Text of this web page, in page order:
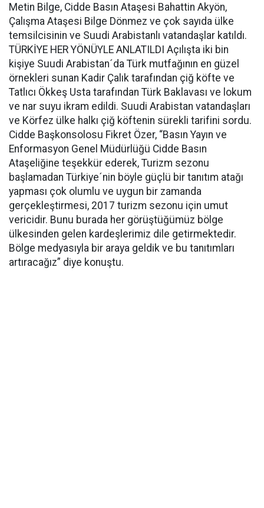
Metin Bilge, Cidde Basın Ataşesi Bahattin Akyön,
Çalışma Ataşesi Bilge Dönmez ve çok sayıda ülke
temsilcisinin ve Suudi Arabistanlı vatandaşlar katıldı.
TÜRKİYE HER YÖNÜYLE ANLATILDI Açılışta iki bin
kişiye Suudi Arabistan´da Türk mutfağının en güzel
örnekleri sunan Kadir Çalık tarafından çiğ köfte ve
Tatlıcı Ökkeş Usta tarafından Türk Baklavası ve lokum
ve nar suyu ikram edildi. Suudi Arabistan vatandaşları
ve Körfez ülke halkı çiğ köftenin sürekli tarifini sordu.
Cidde Başkonsolosu Fikret Özer, “Basın Yayın ve
Enformasyon Genel Müdürlüğü Cidde Basın
Ataşeliğine teşekkür ederek, Turizm sezonu
başlamadan Türkiye´nin böyle güçlü bir tanıtım atağı
yapması çok olumlu ve uygun bir zamanda
gerçekleştirmesi, 2017 turizm sezonu için umut
vericidir. Bunu burada her görüştüğümüz bölge
ülkesinden gelen kardeşlerimiz dile getirmektedir.
Bölge medyasıyla bir araya geldik ve bu tanıtımları
artıracağız” diye konuştu.